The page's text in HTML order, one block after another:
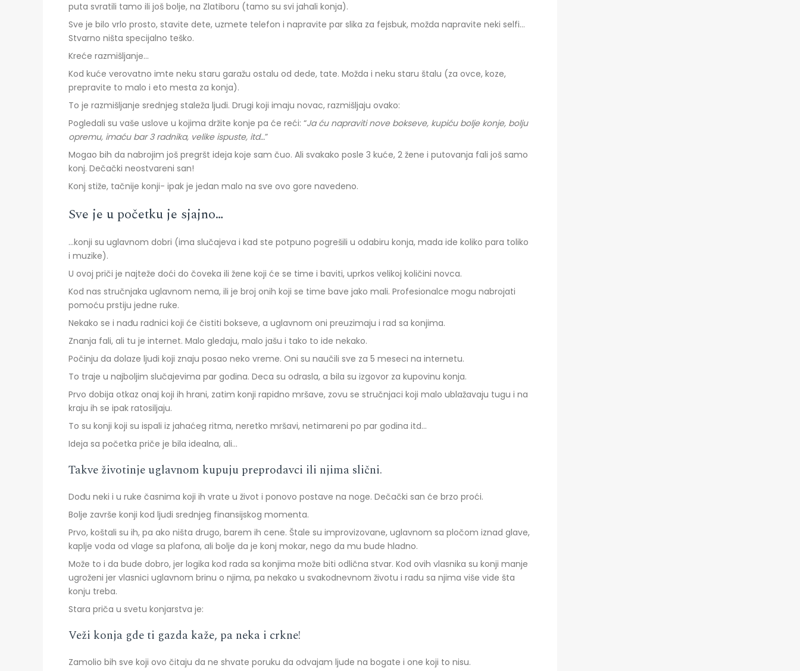
puta svratili tamo ili još bolje, na Zlatiboru (tamo su svi jahali konja).
Sve je bilo vrlo prosto, stavite dete, uzmete telefon i napravite par slika za fejsbuk, možda napravite neki selfi…
Stvarno ništa specijalno teško.
Kreće razmišljanje…
Kod kuće verovatno imte neku staru garažu ostalu od dede, tate. Možda i neku staru štalu (za ovce, koze,
prepravite to malo i eto mesta za konja).
To je razmišljanje srednjeg staleža ljudi. Drugi koji imaju novac, razmišljaju ovako:
Pogledali su vaše uslove u kojima držite konje pa će reći: “Ja ću napraviti nove bokseve, kupiću bolje konje, bolju
opremu, imaću bar 3 radnika, velike ispuste, itd…”
Mogao bih da nabrojim još pregršt ideja koje sam čuo. Ali svakako posle 3 kuće, 2 žene i putovanja fali još samo
konj. Dečački neostvareni san!
Konj stiže, tačnije konji- ipak je jedan malo na sve ovo gore navedeno.
Sve je u početku je sjajno…
…konji su uglavnom dobri (ima slučajeva i kad ste potpuno pogrešili u odabiru konja, mada ide koliko para toliko
i muzike).
U ovoj priči je najteže doći do čoveka ili žene koji će se time i baviti, uprkos velikoj količini novca.
Kod nas stručnjaka uglavnom nema, ili je broj onih koji se time bave jako mali. Profesionalce mogu nabrojati
pomoću prstiju jedne ruke.
Nekako se i nađu radnici koji će čistiti bokseve, a uglavnom oni preuzimaju i rad sa konjima.
Znanja fali, ali tu je internet. Malo gledaju, malo jašu i tako to ide nekako.
Počinju da dolaze ljudi koji znaju posao neko vreme. Oni su naučili sve za 5 meseci na internetu.
To traje u najboljim slučajevima par godina. Deca su odrasla, a bila su izgovor za kupovinu konja.
Prvo dobija otkaz onaj koji ih hrani, zatim konji rapidno mršave, zovu se stručnjaci koji malo ublažavaju tugu i na
kraju ih se ipak ratosiljaju.
To su konji koji su ispali iz jahaćeg ritma, neretko mršavi, netimareni po par godina itd…
Ideja sa početka priče je bila idealna, ali…
Takve životinje uglavnom kupuju preprodavci ili njima slični.
Dođu neki i u ruke časnima koji ih vrate u život i ponovo postave na noge. Dečački san će brzo proći.
Bolje završe konji kod ljudi srednjeg finansijskog momenta.
Prvo, koštali su ih, pa ako ništa drugo, barem ih cene. Štale su improvizovane, uglavnom sa pločom iznad glave,
kaplje voda od vlage sa plafona, ali bolje da je konj mokar, nego da mu bude hladno.
Može to i da bude dobro, jer logika kod rada sa konjima može biti odlična stvar. Kod ovih vlasnika su konji manje
ugroženi jer vlasnici uglavnom brinu o njima, pa nekako u svakodnevnom životu i radu sa njima više vide šta
konju treba.
Stara priča u svetu konjarstva je:
Veži konja gde ti gazda kaže, pa neka i crkne!
Zamolio bih sve koji ovo čitaju da ne shvate poruku da odvajam ljude na bogate i one koji to nisu.